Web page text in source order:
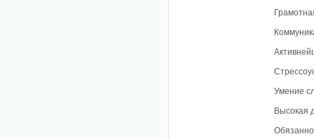
Умение
Высокая